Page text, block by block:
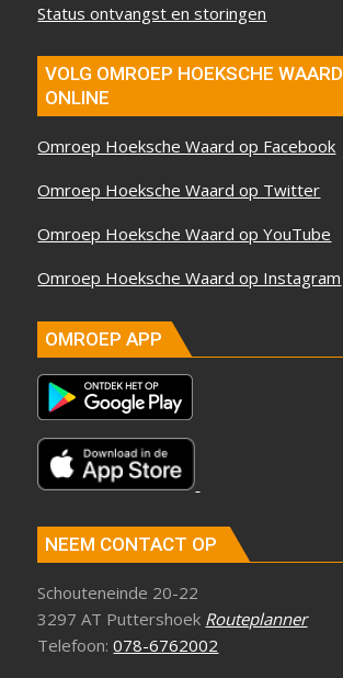
Status ontvangst en storingen
VOLG OMROEP HOEKSCHE WAARD
ONLINE
Omroep Hoeksche Waard op Facebook
Omroep Hoeksche Waard op Twitter
Omroep Hoeksche Waard op YouTube
Omroep Hoeksche Waard op Instagram
OMROEP APP
NEEM CONTACT OP
Schouteneinde 20-22
3297 AT Puttershoek Routeplanner
Telefoon:078-6762002